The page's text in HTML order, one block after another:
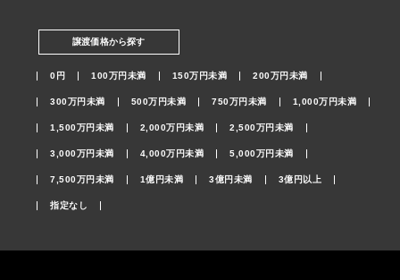
譲渡価格から探す
0円 100万円未満 150万円未満 200万円未満
300万円未満 500万円未満 750万円未満 1,000万円未満
1,500万円未満 2,000万円未満 2,500万円未満
3,000万円未満 4,000万円未満 5,000万円未満
7,500万円未満 1億円未満 3億円未満 3億円以上
指定なし